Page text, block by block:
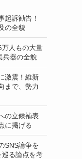
起訴勧告！
の全貌
万人もの大量
兵器の全貌
激震！維新
まで、勢力
の立候補表
に掲げる
SNS論争を
る論点を考